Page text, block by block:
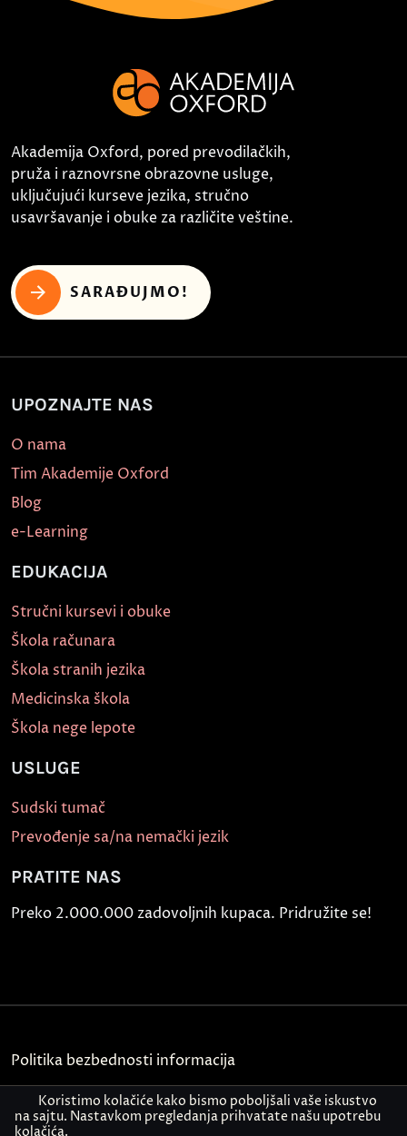
Akademija Oxford, pored prevodilačkih,
pruža i raznovrsne obrazovne usluge,
uključujući kurseve jezika, stručno
usavršavanje i obuke za različite veštine.
SARAĐUJMO!
UPOZNAJTE NAS
O nama
Tim Akademije Oxford
Blog
e-Learning
EDUKACIJA
Stručni kursevi i obuke
Škola računara
Škola stranih jezika
Medicinska škola
Škola nege lepote
USLUGE
Sudski tumač
Prevođenje sa/na nemački jezik
PRATITE NAS
Preko 2.000.000 zadovoljnih kupaca. Pridružite se!
Politika bezbednosti informacija
Kontakt
Koristimo kolačiće kako bismo poboljšali vaše iskustvo
na sajtu. Nastavkom pregledanja prihvatate našu upotrebu
kolačića.